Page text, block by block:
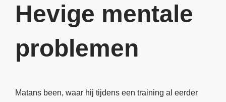
Hevige mentale
problemen
Matans been, waar hij tijdens een training al eerder